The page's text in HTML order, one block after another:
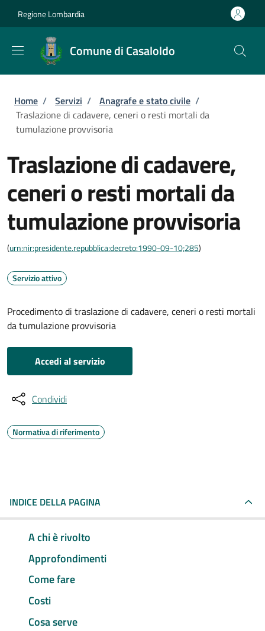
Regione Lombardia
Comune di Casaloldo
Briciole di pane
Home / Servizi / Anagrafe e stato civile /
Traslazione di cadavere, ceneri o resti mortali da
tumulazione provvisoria
Traslazione di cadavere,
ceneri o resti mortali da
tumulazione provvisoria
(urn:nir:presidente.repubblica:decreto:1990-09-10;285)
Servizio attivo
Procedimento di traslazione di cadavere, ceneri o resti mortali
da tumulazione provvisoria
Accedi al servizio
Condividi
Normativa di riferimento
INDICE DELLA PAGINA
A chi è rivolto
Approfondimenti
Come fare
Costi
Cosa serve